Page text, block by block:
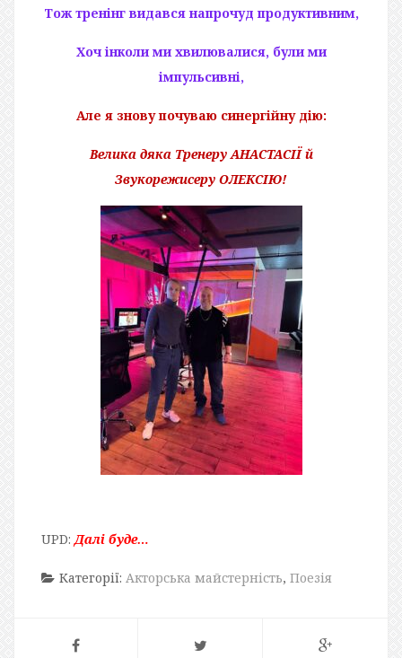
Тож тренінг видався напрочуд продуктивним,
Хоч інколи ми хвилювалися, були ми
імпульсивні,
Але я знову почуваю синергійну дію:
Велика дяка Тренеру АНАСТАСІЇ й
Звукорежисеру ОЛЕКСІЮ!
UPD: Далі буде…
Категорії: Акторська майстерність, Поезія